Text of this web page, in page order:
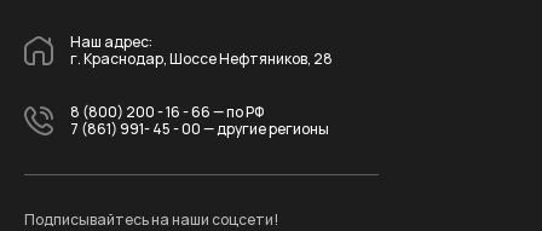
Наш адрес:
г. Краснодар, Шоссе Нефтяников, 28
8 (800) 200 - 16 - 66— по РФ
7 (861) 991- 45 - 00— другие регионы
Подписывайтесь на наши соцсети!